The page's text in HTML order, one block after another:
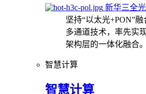
新华三全
坚持“以太光+PON”
多通道技术，率先实
架构层的一体化融合。
智慧计算
智慧计算